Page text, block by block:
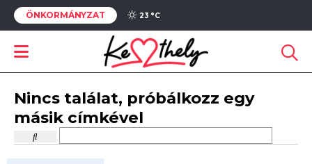
ÖNKORMÁNYZAT 23 °C
Nincs találat, próbálkozz egy
másik címkével